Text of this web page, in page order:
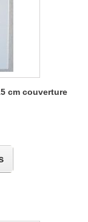
cm couverture